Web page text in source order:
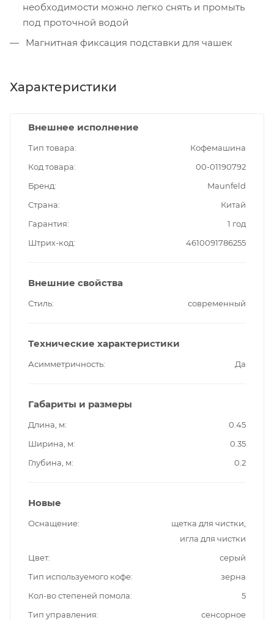
необходимости можно легко снять и промыть
под проточной водой
Магнитная фиксация подставки для чашек
Характеристики
Внешнее исполнение
Тип товара
Кофемашина
Код товара
00-01190792
Бренд
Maunfeld
Страна
Китай
Гарантия
1 год
Штрих-код
4610091786255
Внешние свойства
Стиль современный
Технические характеристики
Асимметричность Да
Габариты и размеры
Длина, м
0.45
Ширина, м
0.35
Глубина, м
0.2
Новые
Оснащение
щетка для чистки,
игла для чистки
Цвет
серый
Тип используемого кофе
зерна
Кол-во степеней помола
5
Тип управления
сенсорное